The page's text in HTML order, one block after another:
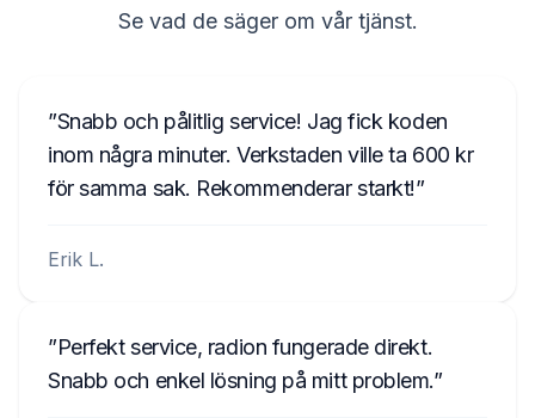
Se vad de säger om vår tjänst.
Snabb och pålitlig service! Jag fick koden
inom några minuter. Verkstaden ville ta 600 kr
för samma sak. Rekommenderar starkt!
Erik L.
Perfekt service, radion fungerade direkt.
Snabb och enkel lösning på mitt problem.